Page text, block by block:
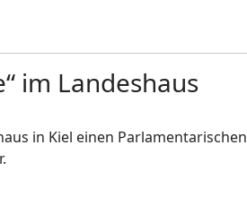
im Landeshaus
in Kiel einen Parlamentarischen